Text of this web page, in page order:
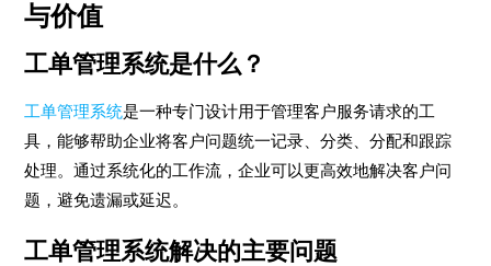
与价值
工单管理系统是什么？
工单管理系统是一种专门设计用于管理客户服务请求的工
具，能够帮助企业将客户问题统一记录、分类、分配和跟踪
处理。通过系统化的工作流，企业可以更高效地解决客户问
题，避免遗漏或延迟。
工单管理系统解决的主要问题